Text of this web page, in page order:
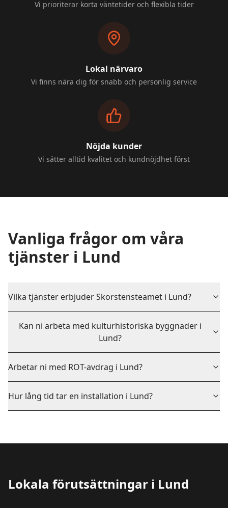
Vi prioriterar korta väntetider och flexibla tider
Lokal närvaro
Vi finns nära dig för snabb och personlig service
Nöjda kunder
Vi sätter alltid kvalitet och kundnöjdhet först
Vanliga frågor om våra
tjänster i Lund
Vilka tjänster erbjuder Skorstensteamet i Lund?
Kan ni arbeta med kulturhistoriska byggnader i
Lund?
Arbetar ni med ROT-avdrag i Lund?
Hur lång tid tar en installation i Lund?
Lokala förutsättningar i Lund